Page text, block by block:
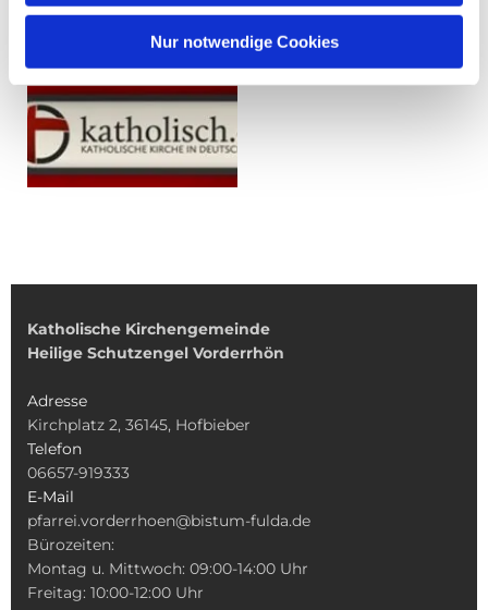
Nur notwendige Cookies
Katholische Kirchengemeinde
Heilige Schutzengel Vorderrhön
Adresse
Kirchplatz 2, 36145, Hofbieber
Telefon
06657-919333
E-Mail
pfarrei.vorderrhoen@bistum-fulda.de
Bürozeiten:
Montag u. Mittwoch: 09:00-14:00 Uhr
Freitag: 10:00-12:00 Uhr